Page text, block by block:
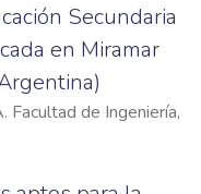
Secundaria
en Miramar
Facultad de Ingeniería,